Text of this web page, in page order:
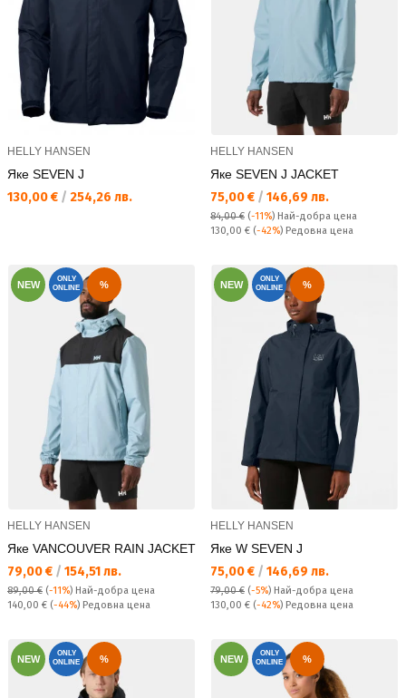
HELLY HANSEN
Яке SEVEN J
Текуща цена:
130,00 € / 254,26 лв.
HELLY HANSEN
Яке SEVEN J JACKET
Текуща цена:
75,00 € / 146,69 лв.
84,00 € (-11%) Най-добра цена
Редовна цена:
130,00 € (-42%) Редовна цена
NEW
ONLY
ONLINE
%
HELLY HANSEN
Яке VANCOUVER RAIN JACKET
Текуща цена:
79,00 € / 154,51 лв.
89,00 € (-11%) Най-добра цена
Редовна цена:
140,00 € (-44%) Редовна цена
NEW
ONLY
ONLINE
%
HELLY HANSEN
Яке W SEVEN J
Текуща цена:
75,00 € / 146,69 лв.
79,00 € (-5%) Най-добра цена
Редовна цена:
130,00 € (-42%) Редовна цена
NEW
ONLY
ONLINE
% NEW
ONLY
ONLINE
%